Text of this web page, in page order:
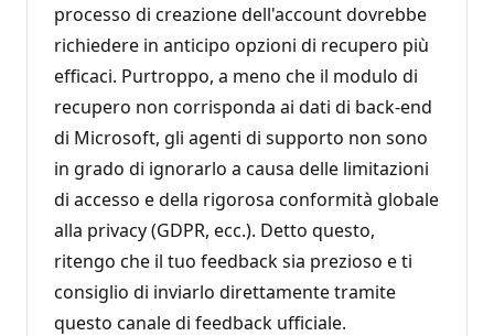
processo di creazione dell'account dovrebbe
richiedere in anticipo opzioni di recupero più
efficaci. Purtroppo, a meno che il modulo di
recupero non corrisponda ai dati di back-end
di Microsoft, gli agenti di supporto non sono
in grado di ignorarlo a causa delle limitazioni
di accesso e della rigorosa conformità globale
alla privacy (GDPR, ecc.). Detto questo,
ritengo che il tuo feedback sia prezioso e ti
consiglio di inviarlo direttamente tramite
questo canale di feedback ufficiale.